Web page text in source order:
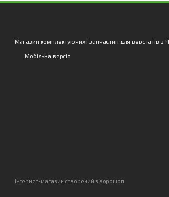
Магазин комплектуючих і запчастин для верстатів з
Мобільна версія
Інтернет-магазин створений з Хорошоп